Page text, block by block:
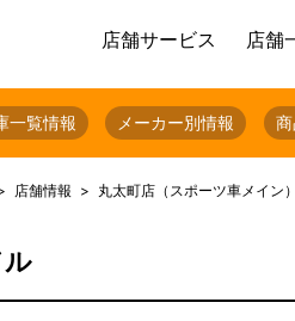
店舗サービス 店舗
一覧情報 メーカー別情報
店舗情報 丸太町店（スポーツ車メイン）
ル